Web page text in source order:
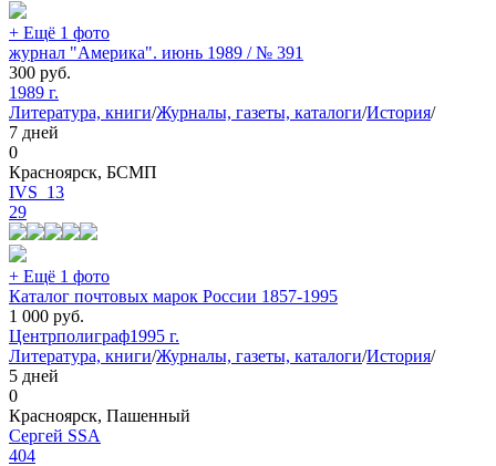
+ Ещё 1 фото
журнал "Америка". июнь 1989 / № 391
300 руб.
1989 г.
Литература, книги/Журналы, газеты, каталоги/История/
7 дней
0
Красноярск, БСМП
IVS_13
29
+ Ещё 1 фото
Каталог почтовых марок России 1857-1995
1 000 руб.
Центрполиграф1995 г.
Литература, книги/Журналы, газеты, каталоги/История/
5 дней
0
Красноярск, Пашенный
Сергей SSA
404